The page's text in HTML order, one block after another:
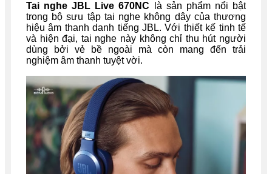
Tai nghe JBL Live 670NC
là sản phẩm nổi bật
trong bộ sưu tập tai nghe không dây của thương
hiệu âm thanh danh tiếng JBL. Với thiết kế tinh tế
và hiện đại, tai nghe này không chỉ thu hút người
dùng bởi vẻ bề ngoài mà còn mang đến trải
nghiệm âm thanh tuyệt vời.